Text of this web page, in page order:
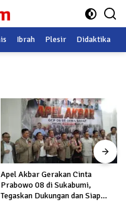
Ibrah Plesir Didaktika
Apel Akbar Gerakan Cinta
Prabowo 08 di Sukabumi,
Tegaskan Dukungan dan Siap